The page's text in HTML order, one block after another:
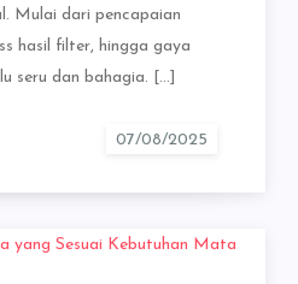
Mulai dari pencapaian
hasil filter, hingga gaya
seru dan bahagia. […]